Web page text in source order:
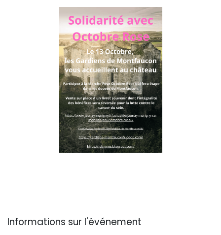
Informations sur l'événement